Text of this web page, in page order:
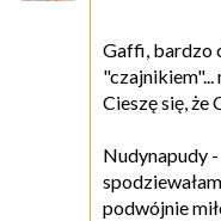
Gaffi, bardzo
"czajnikiem"...
Cieszę się, że
Nudynapudy -
podwójnie